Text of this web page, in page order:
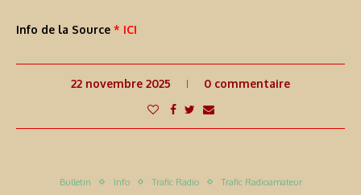
Info de la Source * ICI
22 novembre 2025 0 commentaire
Bulletin Info Trafic Radio Trafic Radioamateur